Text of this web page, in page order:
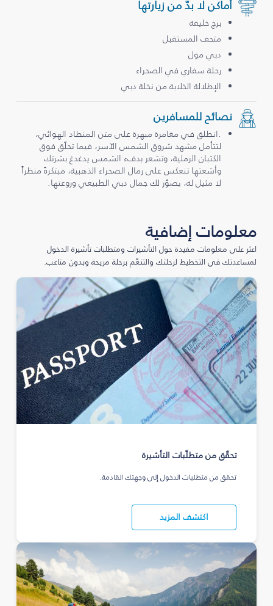
أماكن لا بدّ من زيارتها
برج خليفة
متحف المستقبل
دبي مول
رحلة سفاري في الصحراء
الإطلالة الخلابة من نخلة دبي
نصائح للمسافرين
.انطلق في مغامرة مبهرة على متن المنطاد الهوائي،
لتتأمل مشهد شروق الشمس الآسر، فيما تحلّق فوق
الكثبان الرملية، وتشعر بدفء الشمس يدغدغ بشرتك
وأشعتها تنعكس على رمال الصحراء الذهبية، مبتكرةً منظراً
لا مثيل له، يصوّر لك جمال دبي الطبيعي وروعتها.
معلومات إضافية
اعثر على معلومات مفيدة حول التأشيرات ومتطلبات تأشيرة الدخول
لمساعدتك في التخطيط لرحلتك والتنعّم برحلة مريحة وبدون متاعب.
تحقّق من متطلّبات التأشيرة
تحقق من متطلبات الدخول إلى وجهتك القادمة.
اكتشف المزيد